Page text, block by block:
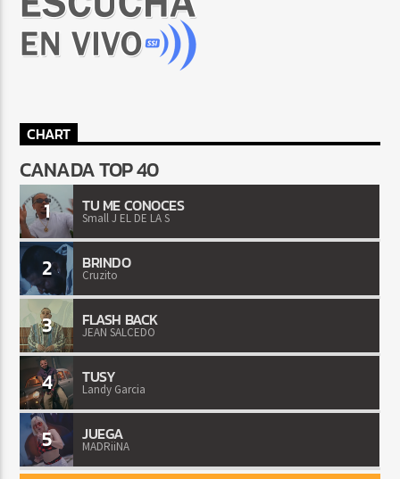
CHART
CANADA TOP 40
1 TU ME CONOCES
Small J EL DE LA S
2 BRINDO
Cruzito
3 FLASH BACK
JEAN SALCEDO
4 TUSY
Landy Garcia
5 JUEGA
MADRiiNA